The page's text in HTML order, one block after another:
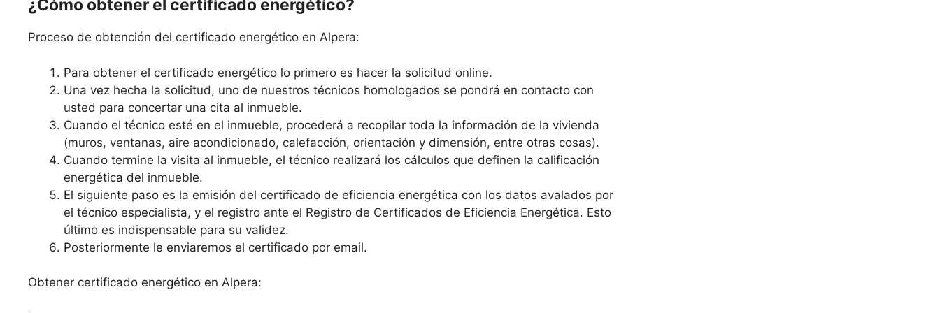
¿Cómo obtener el certificado energético?
Proceso de obtención del certificado energético en Alpera:
Para obtener el certificado energético lo primero es hacer la solicitud online.
Una vez hecha la solicitud, uno de nuestros técnicos homologados se pondrá en contacto con
usted para concertar una cita al inmueble.
Cuando el técnico esté en el inmueble, procederá a recopilar toda la información de la vivienda
(muros, ventanas, aire acondicionado, calefacción, orientación y dimensión, entre otras cosas).
Cuando termine la visita al inmueble, el técnico realizará los cálculos que definen la calificación
energética del inmueble.
El siguiente paso es la emisión del certificado de eficiencia energética con los datos avalados por
el técnico especialista, y el registro ante el Registro de Certificados de Eficiencia Energética. Esto
último es indispensable para su validez.
Posteriormente le enviaremos el certificado por email.
Obtener certificado energético en Alpera: